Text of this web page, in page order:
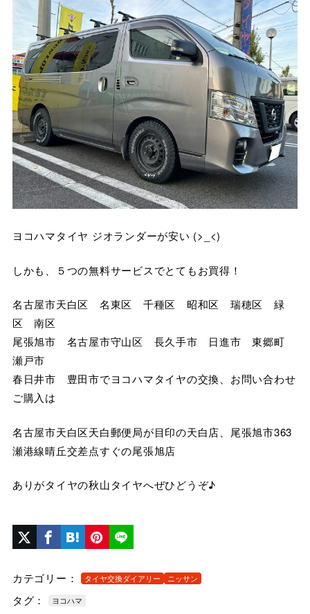
ヨコハマタイヤ ジオランダーが安い (>_<)
しかも、５つの無料サービスでとてもお買得！
名古屋市天白区 名東区 千種区 昭和区 瑞穂区 緑
区 南区
尾張旭市 名古屋市守山区 長久手市 日進市 東郷町
瀬戸市
春日井市 豊田市でヨコハマタイヤの交換、お問い合わせ
ご購入は
名古屋市天白区天白郵便局が目印の天白店、尾張旭市363
瀬港線晴丘交差点すぐの尾張旭店
ありがタイヤの秋山タイヤへぜひどうぞ♪
カテゴリー： タイヤ交換ダイアリー ニッサン
タグ： ヨコハマ